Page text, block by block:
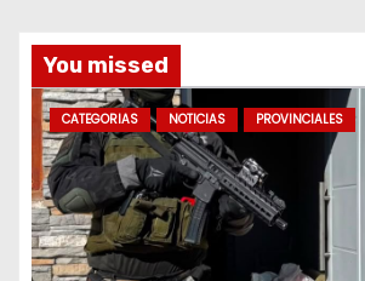
You missed
CATEGORIAS NOTICIAS PROVINCIALES